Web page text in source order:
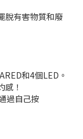
脫有害物質和廢
和4個LED。
！
過自己按